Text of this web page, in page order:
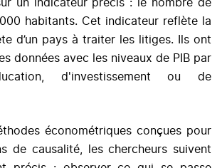
un indicateur précis : le nombre de
habitants. Cet indicateur reflète la
d’un pays à traiter les litiges. Ils ont
données avec les niveaux de PIB par
d'investissement ou de
économétriques conçues pour
de causalité, les chercheurs suivent